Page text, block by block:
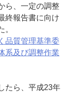
ら、一定の調整
終報告書に向け
。
品質管理基準委
系及び調整作業
たら、平成23年